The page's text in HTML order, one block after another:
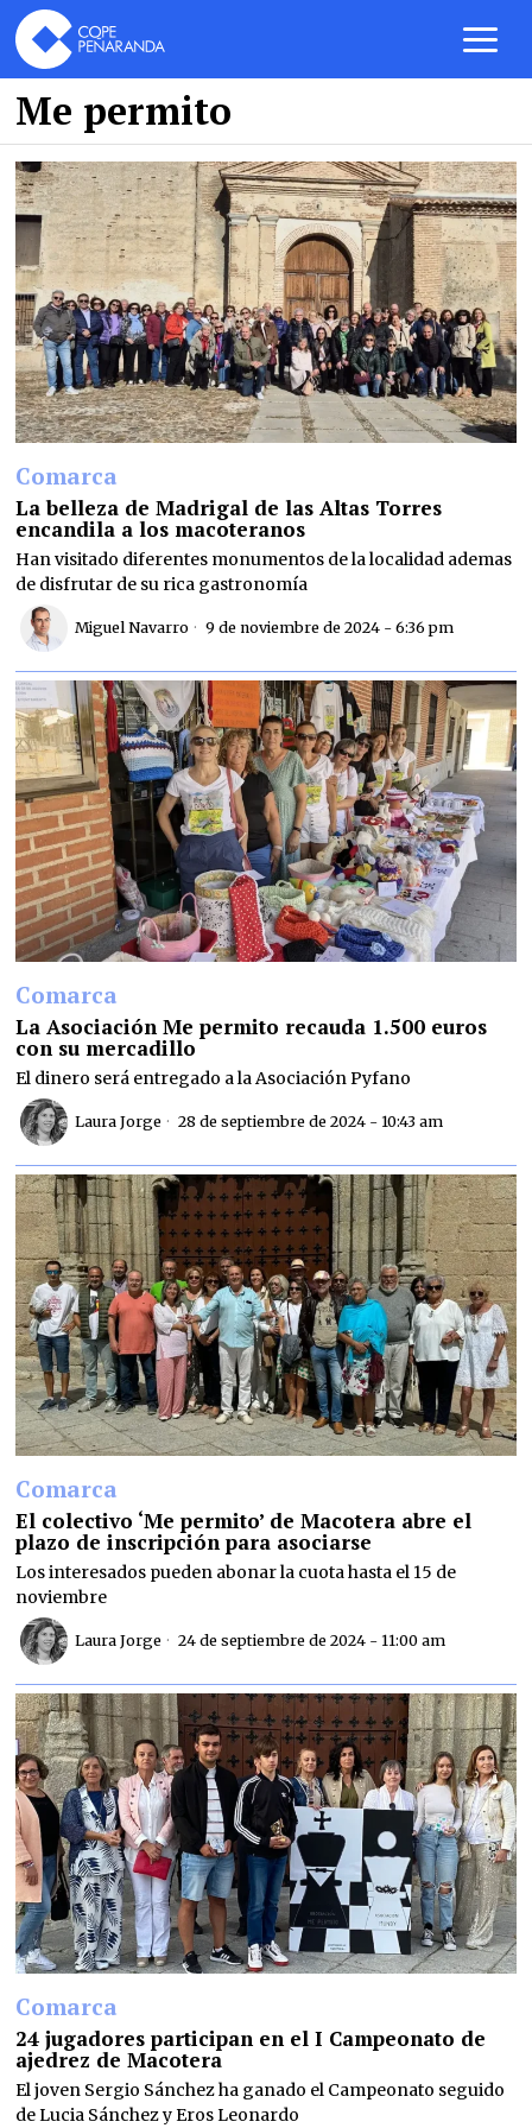
Me permito
Comarca
La belleza de Madrigal de las Altas Torres
encandila a los macoteranos
Han visitado diferentes monumentos de la localidad ademas
de disfrutar de su rica gastronomía
Miguel Navarro 9 de noviembre de 2024 - 6:36 pm
Comarca
La Asociación Me permito recauda 1.500 euros
con su mercadillo
El dinero será entregado a la Asociación Pyfano
Laura Jorge 28 de septiembre de 2024 - 10:43 am
Comarca
El colectivo ‘Me permito’ de Macotera abre el
plazo de inscripción para asociarse
Los interesados pueden abonar la cuota hasta el 15 de
noviembre
Laura Jorge 24 de septiembre de 2024 - 11:00 am
Comarca
24 jugadores participan en el I Campeonato de
ajedrez de Macotera
El joven Sergio Sánchez ha ganado el Campeonato seguido
de Lucia Sánchez y Eros Leonardo